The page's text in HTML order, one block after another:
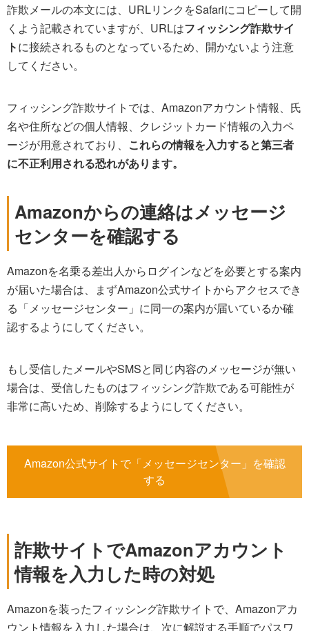
詐欺メールの本文には、URLリンクをSafariにコピーして開
くよう記載されていますが、URLはフィッシング詐欺サイ
トに接続されるものとなっているため、開かないよう注意
してください。
フィッシング詐欺サイトでは、Amazonアカウント情報、氏
名や住所などの個人情報、クレジットカード情報の入力ペ
ージが用意されており、 これらの情報を入力すると第三者
に不正利用される恐れがあります。
Amazonからの連絡はメッセージ
センターを確認する
Amazonを名乗る差出人からログインなどを必要とする案内
が届いた場合は、まずAmazon公式サイトからアクセスでき
る「メッセージセンター」に同一の案内が届いているか確
認するようにしてください。
もし受信したメールやSMSと同じ内容のメッセージが無い
場合は、受信したものはフィッシング詐欺である可能性が
非常に高いため、削除するようにしてください。
Amazon公式サイトで「メッセージセンター」を確認
する
詐欺サイトでAmazonアカウント
情報を入力した時の対処
Amazonを装ったフィッシング詐欺サイトで、Amazonアカ
ウント情報を入力した場合は、次に解説する手順でパスワ